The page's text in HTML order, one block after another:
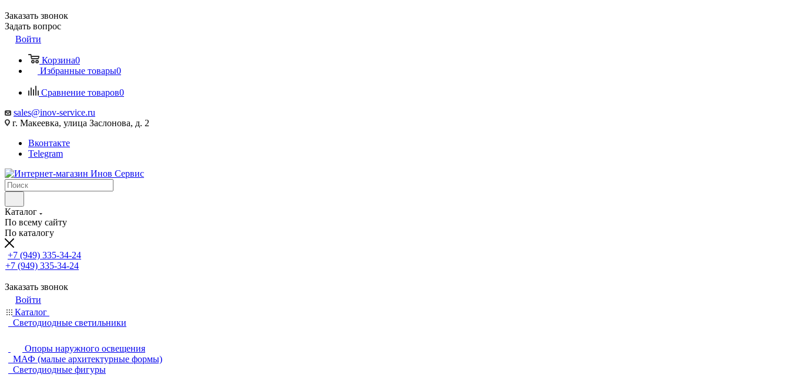
Заказать звонок
Задать вопрос
Войти
Корзина0
Избранные товары0
Сравнение товаров0
sales@inov-service.ru
г. Макеевка, улица Заслонова, д. 2
Вконтакте
Telegram
Каталог
По всему сайту
По каталогу
+7 (949) 335-34-24
+7 (949) 335-34-24
Заказать звонок
Войти
Каталог
Светодиодные светильники
Опоры наружного освещения
МАФ (малые архитектурные формы)
Светодиодные фигуры